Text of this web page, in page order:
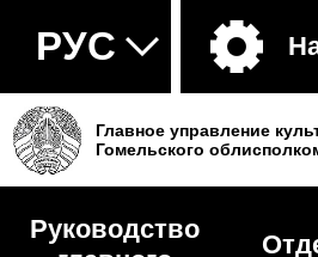
Главное управление
Гомельского
Руководство